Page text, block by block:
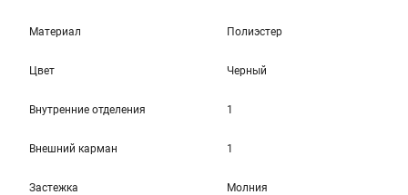
Материал Полиэстер
Цвет Черный
Внутренние отделения 1
Внешний карман 1
Застежка Молния